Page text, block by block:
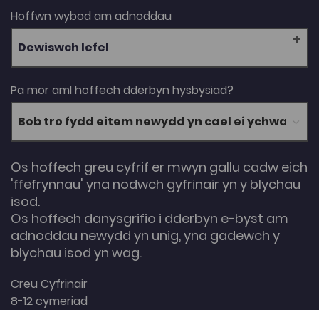
Hoffwn wybod am adnoddau
Dewiswch lefel
Pa mor aml hoffech dderbyn hysbysiad?
Os hoffech greu cyfrif er mwyn gallu cadw eich
'ffefrynnau' yna nodwch gyfrinair yn y blychau
isod.
Os hoffech danysgrifio i dderbyn e-byst am
adnoddau newydd yn unig, yna gadewch y
blychau isod yn wag.
Creu Cyfrinair
8-12 cymeriad